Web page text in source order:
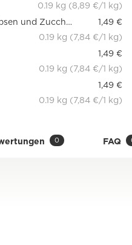
0.19 kg (8,89 €/1 kg)
Holle Bio Kartoffeln mit Erbsen und Zucchini
1,49 €
0.19 kg (7,84 €/1 kg)
1,49 €
0.19 kg (7,84 €/1 kg)
1,49 €
0.19 kg (7,84 €/1 kg)
0 FAQ